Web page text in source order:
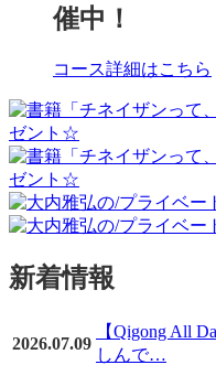
催中！
コース詳細はこちら
新着情報
2026.07.09
【Qigong All
しんで…